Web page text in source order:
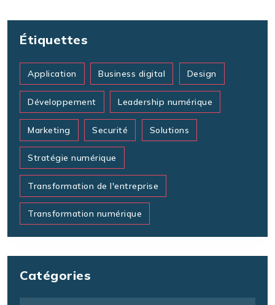
Étiquettes
Application Business digital Design
Développement Leadership numérique
Marketing Securité Solutions
Stratégie numérique
Transformation de l'entreprise
Transformation numérique
Catégories